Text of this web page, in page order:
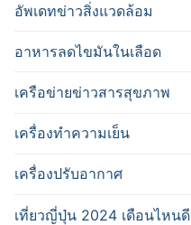
อัพเดทข่าวสิ่งแวดล้อม
อาหารลดไขมันในเลือด
เครือข่ายข่าวสารสุขภาพ
เครื่องทำความเย็น
เครื่องปรับอากาศ
เที่ยวญี่ปุ่น 2024 เดือนไหนดี